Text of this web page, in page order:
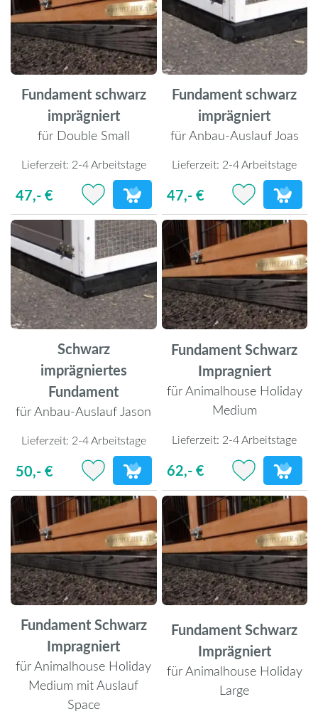
Fundament schwarz
imprägniert
für Double Small
Lieferzeit: 2-4 Arbeitstage
47,- €
Fundament schwarz
imprägniert
für Anbau-Auslauf Joas
Lieferzeit: 2-4 Arbeitstage
47,- €
Schwarz
imprägniertes
Fundament
für Anbau-Auslauf Jason
Lieferzeit: 2-4 Arbeitstage
50,- €
Fundament Schwarz
Impragniert
für Animalhouse Holiday
Medium
Lieferzeit: 2-4 Arbeitstage
62,- €
Fundament Schwarz
Impragniert
für Animalhouse Holiday
Medium mit Auslauf
Space
Fundament Schwarz
Imprägniert
für Animalhouse Holiday
Large